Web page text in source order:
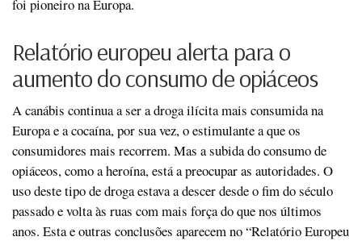
foi pioneiro na Europa.
Relatório europeu alerta para o
aumento do consumo de opiáceos
A canábis continua a ser a droga ilícita mais consumida na
Europa e a cocaína, por sua vez, o estimulante a que os
consumidores mais recorrem. Mas a subida do consumo de
opiáceos, como a heroína, está a preocupar as autoridades. O
uso deste tipo de droga estava a descer desde o fim do século
passado e volta às ruas com mais força do que nos últimos
anos. Esta e outras conclusões aparecem no “Relatório Europeu